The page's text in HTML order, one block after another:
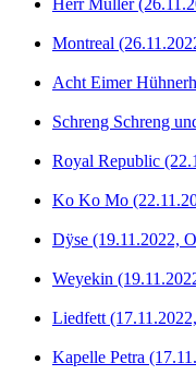
Montreal
Acht Eimer
Schreng Schreng
Royal Republic
Ko Ko Mo
Dÿse (19.11.2022,
Weyekin
Liedfett
Kapelle Petra